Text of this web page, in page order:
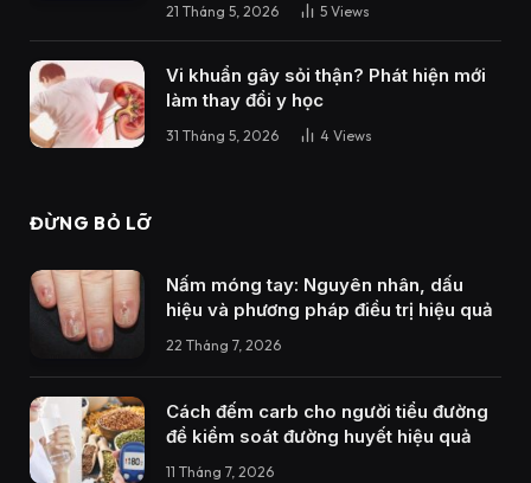
21 Tháng 5, 2026 5 Views
Vi khuẩn gây sỏi thận? Phát hiện mới
làm thay đổi y học
31 Tháng 5, 2026 4 Views
ĐỪNG BỎ LỠ
Nấm móng tay: Nguyên nhân, dấu
hiệu và phương pháp điều trị hiệu quả
22 Tháng 7, 2026
Cách đếm carb cho người tiểu đường
để kiểm soát đường huyết hiệu quả
11 Tháng 7, 2026